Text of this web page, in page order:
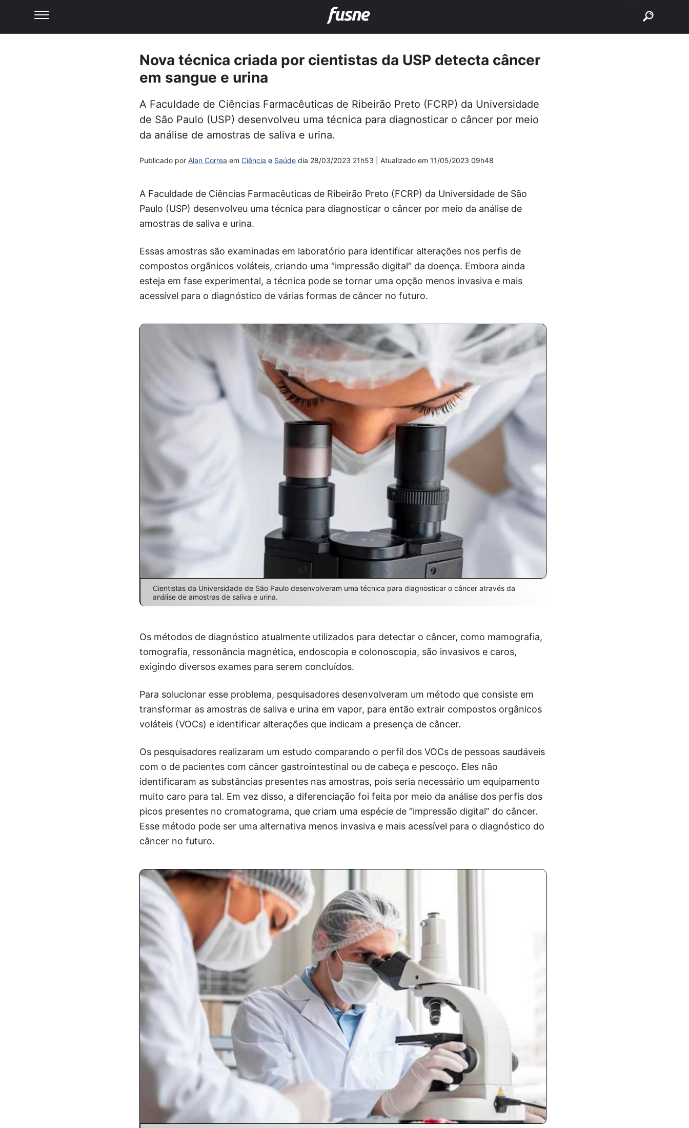
Nova técnica criada por cientistas da USP detecta câncer
em sangue e urina
A Faculdade de Ciências Farmacêuticas de Ribeirão Preto (FCRP) da Universidade
de São Paulo (USP) desenvolveu uma técnica para diagnosticar o câncer por meio
da análise de amostras de saliva e urina.
Publicado por Alan Correa em Ciência e Saúde dia 28/03/2023 21h53 | Atualizado em 11/05/2023 09h48
A Faculdade de Ciências Farmacêuticas de Ribeirão Preto (FCRP) da Universidade de São
Paulo (USP) desenvolveu uma técnica para diagnosticar o câncer por meio da análise de
amostras de saliva e urina.
Essas amostras são examinadas em laboratório para identificar alterações nos perfis de
compostos orgânicos voláteis, criando uma “impressão digital” da doença. Embora ainda
esteja em fase experimental, a técnica pode se tornar uma opção menos invasiva e mais
acessível para o diagnóstico de várias formas de câncer no futuro.
Cientistas da Universidade de São Paulo desenvolveram uma técnica para diagnosticar o câncer através da
análise de amostras de saliva e urina.
Os métodos de diagnóstico atualmente utilizados para detectar o câncer, como mamografia,
tomografia, ressonância magnética, endoscopia e colonoscopia, são invasivos e caros,
exigindo diversos exames para serem concluídos.
Para solucionar esse problema, pesquisadores desenvolveram um método que consiste em
transformar as amostras de saliva e urina em vapor, para então extrair compostos orgânicos
voláteis (VOCs) e identificar alterações que indicam a presença de câncer.
Os pesquisadores realizaram um estudo comparando o perfil dos VOCs de pessoas saudáveis
com o de pacientes com câncer gastrointestinal ou de cabeça e pescoço. Eles não
identificaram as substâncias presentes nas amostras, pois seria necessário um equipamento
muito caro para tal. Em vez disso, a diferenciação foi feita por meio da análise dos perfis dos
picos presentes no cromatograma, que criam uma espécie de “impressão digital” do câncer.
Esse método pode ser uma alternativa menos invasiva e mais acessível para o diagnóstico do
câncer no futuro.